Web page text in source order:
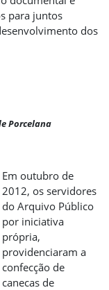
para juntos
dos
Porcelana
Em outubro de
2012, os servidores
do Arquivo Público
por iniciativa
própria,
providenciaram a
confecção de
canecas de